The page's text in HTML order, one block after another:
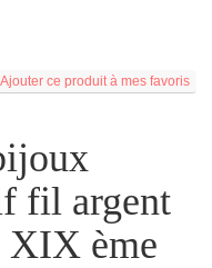
Ajouter ce produit à mes favoris
fil argent
XIX ème